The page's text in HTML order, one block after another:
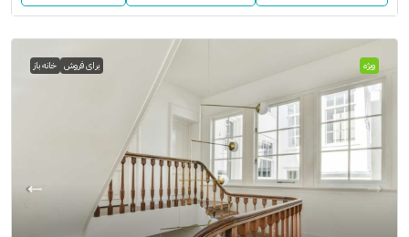
ویژه برای فروش خانه باز